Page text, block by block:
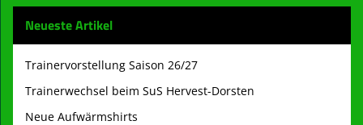
Neueste Artikel
Trainervorstellung Saison 26/27
Trainerwechsel beim SuS Hervest-Dorsten
Neue Aufwärmshirts